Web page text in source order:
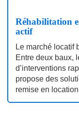
Réhabilitation
actif
Le marché locatif
Entre deux baux,
d’interventions
propose des
remise en